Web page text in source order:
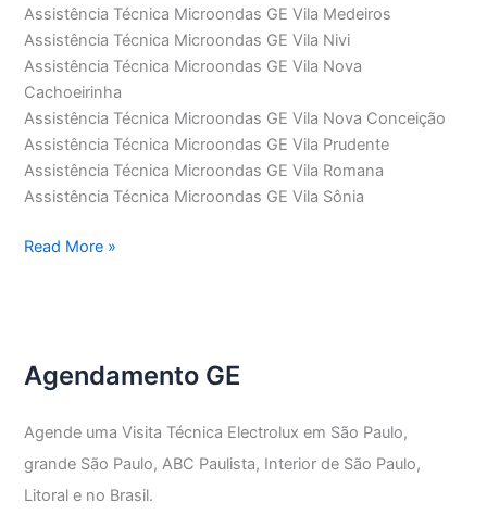
Assistência Técnica Microondas GE Vila Medeiros
Assistência Técnica Microondas GE Vila Nivi
Assistência Técnica Microondas GE Vila Nova
Cachoeirinha
Assistência Técnica Microondas GE Vila Nova Conceição
Assistência Técnica Microondas GE Vila Prudente
Assistência Técnica Microondas GE Vila Romana
Assistência Técnica Microondas GE Vila Sônia
Assistência
Read More »
Agendamento GE
Agende uma Visita Técnica Electrolux em São Paulo,
grande São Paulo, ABC Paulista, Interior de São Paulo,
Litoral e no Brasil.